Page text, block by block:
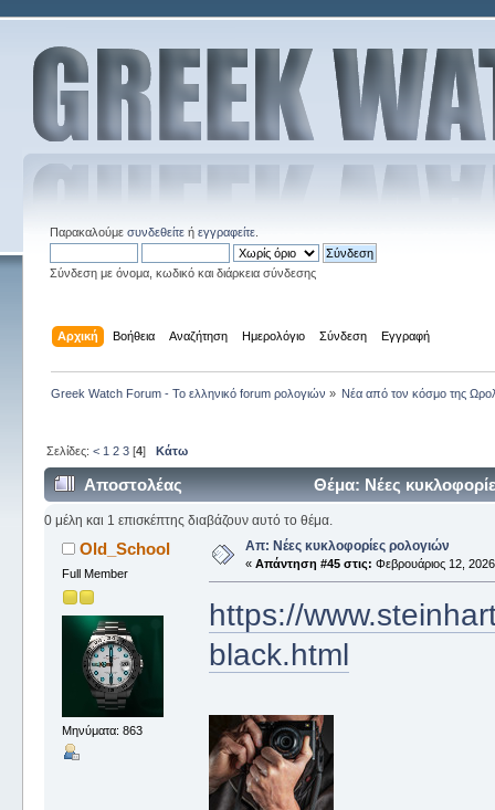
Παρακαλούμε συνδεθείτεή εγγραφείτε.
Σύνδεση με όνομα, κωδικό και διάρκεια σύνδεσης
Αρχική Βοήθεια Αναζήτηση Ημερολόγιο Σύνδεση Εγγραφή
Greek Watch Forum - Το ελληνικό forum ρολογιών » Νέα από τον κόσμο της
Σελίδες: < 1 2 3[4] Κάτω
Αποστολέας Θέμα: Νέες
0 μέλη και 1 επισκέπτης διαβάζουν αυτό το θέμα.
Old_School
Full Member
Μηνύματα: 863
Απ: Νέες κυκλοφορίες ρολογιών
« Απάντηση #45 στις: Φεβρουάριος 12,
https://
black.html